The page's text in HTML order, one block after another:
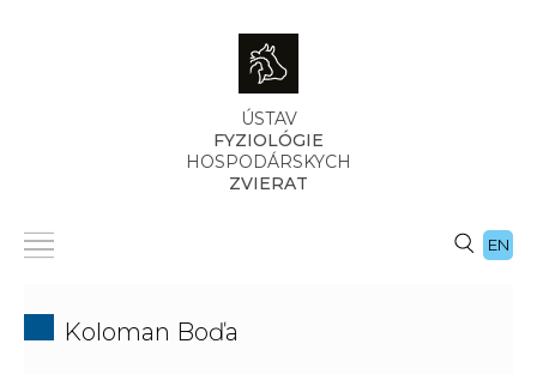
ÚSTAV
FYZIOLÓGIE
HOSPODÁRSKYCH
ZVIERAT
EN
Koloman Boďa